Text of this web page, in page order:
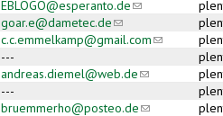
EBLOGO@esperanto.de(link sends e-
goar.e@dametec.de(link sends e-mail)
c.c.emmelkamp@gmail.com(link sends
---
andreas.diemel@web.de(link sends e-
---
bruemmerho@posteo.de(link sends e-